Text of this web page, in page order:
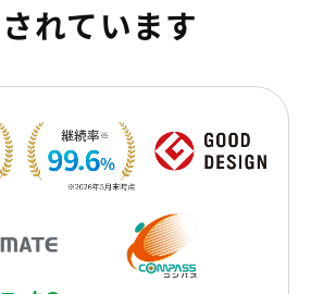
れています